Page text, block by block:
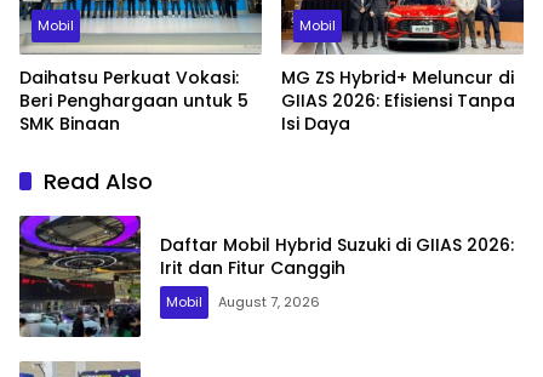
Mobil
Daihatsu Perkuat Vokasi:
Beri Penghargaan untuk 5
SMK Binaan
Mobil
MG ZS Hybrid+ Meluncur di
GIIAS 2026: Efisiensi Tanpa
Isi Daya
Read Also
Daftar Mobil Hybrid Suzuki di GIIAS 2026:
Irit dan Fitur Canggih
Mobil August 7, 2026